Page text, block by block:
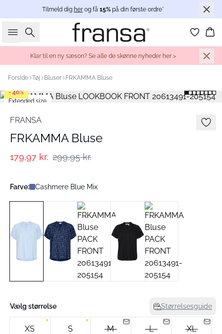
Tilmeld dig her og få 15% på din første ordre*
Søg
Klar til en ny sæson? Se alle de skønne nyheder her >
Forside Tøj Bluser FRKAMMA Bluse
Extended size
- 40%
FRANSA
FRKAMMA Bluse
179,97 kr. 299,95 kr.
Farve: Cashmere Blue Mix
Vælg størrelse Størrelsesguide
XS S M L XL